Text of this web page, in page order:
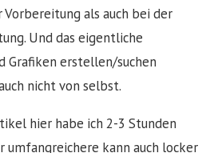
Vorbereitung als auch bei der
Und das eigentliche
Grafiken erstellen/suchen
nicht von selbst.
hier habe ich 2-3 Stunden
umfangreichere kann auch locker